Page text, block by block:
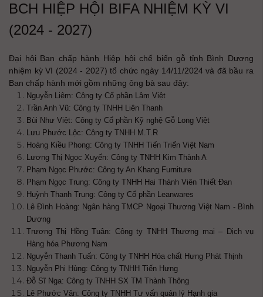
BCH HIỆP HỘI BIFA NHIỆM KỲ VI
(2024 - 2027)
Đại hội Ban chấp hành Hiệp hội chế biến gỗ tỉnh Bình Dương
nhiệm kỳ VI (2024 - 2027) tổ chức ngày 14/11/2024 và đã bầu ra
Ban chấp hành mới gồm những ông bà sau đây:
Nguyễn Liêm: Công ty Cổ phần Lâm Việt
Trần Anh Vũ: Công ty TNHH Liên Thanh
Bùi Như Việt: Công ty Cổ phần Kỹ nghệ Gỗ Long Việt
Lưu Phước Lộc: Công ty TNHH M.T.R
Hoàng Kiều Phong: Công ty TNHH Tiến Triển Việt Nam
Lương Thị Ngọc Xuyến: Công ty TNHH Kim Thành A
Phạm Ngọc Phước: Công ty An Khang Furniture
Phạm Ngọc Trung: Công ty TNHH Hai Thành Viên Thiết Đan
Huỳnh Thanh Trung: Công ty Cổ phần Leanwares
Lê Đình Hoàng: Ngân hàng TMCP Ngoại Thương Việt Nam - Bình
Dương
Trương Thị Hồng Tuân: Công ty TNHH Thương mại – Dịch vụ
Hàng hóa Phương Nam
Nguyễn Thanh Tuấn: Công ty TNHH Hóa chất Hưng Phát Thịnh
Nguyễn Phi Hùng: Công ty TNHH Tiến Hưng
Đỗ Sĩ Nga: Công ty TNHH SX TM Thành Thông
Lê Phước Vân: Công ty TNHH Tư vấn quản lý Hạnh gia